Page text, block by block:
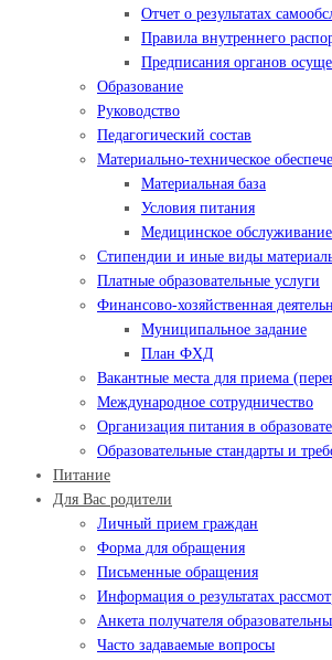
Отчет о результатах
Правила внутреннего
Предписания органов
Образование
Руководство
Педагогический состав
Материально-техническое
Материальная база
Условия питания
Медицинское обслуживание
Стипендии и иные виды
Платные образовательные услуги
Финансово-хозяйственная
Муниципальное задание
План ФХД
Вакантные места для приема
Международное сотрудничество
Организация питания в
Образовательные стандарты и
Питание
Для Вас родители
Личный прием граждан
Форма для обращения
Письменные обращения
Информация о результатах
Анкета получателя
Часто задаваемые вопросы